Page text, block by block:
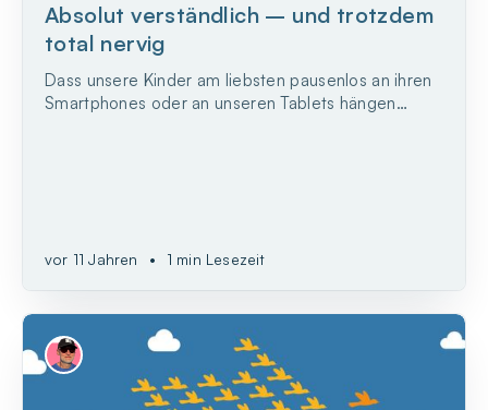
Absolut verständlich – und trotzdem
total nervig
Dass unsere Kinder am liebsten pausenlos an ihren
Smartphones oder an unseren Tablets hängen
vor 11 Jahren • 1 min Lesezeit